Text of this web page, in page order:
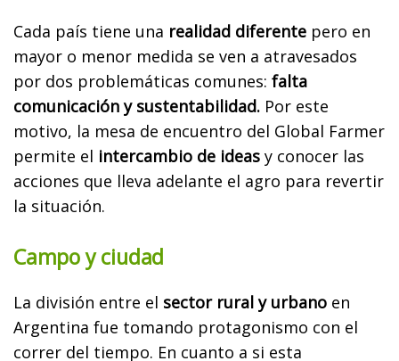
Cada país tiene una realidad diferente pero en
mayor o menor medida se ven a atravesados
por dos problemáticas comunes: falta
comunicación y sustentabilidad. Por este
motivo, la mesa de encuentro del Global Farmer
permite el intercambio de ideas y conocer las
acciones que lleva adelante el agro para revertir
la situación.
Campo y ciudad
La división entre el sector rural y urbano en
Argentina fue tomando protagonismo con el
correr del tiempo. En cuanto a si esta